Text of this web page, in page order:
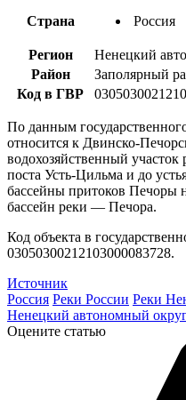
Страна Россия
Регион
Ненецкий
Район
Заполярный
Код в ГВР
По данным
относится к Двинско-
водохозяйственный
поста Усть-Цильма и до
бассейны притоков Печоры
бассейн реки — Печора.
Код объекта в
03050300212103000083728.
Источник
Россия Реки России Реки
Ненецкий автономный
Оцените статью